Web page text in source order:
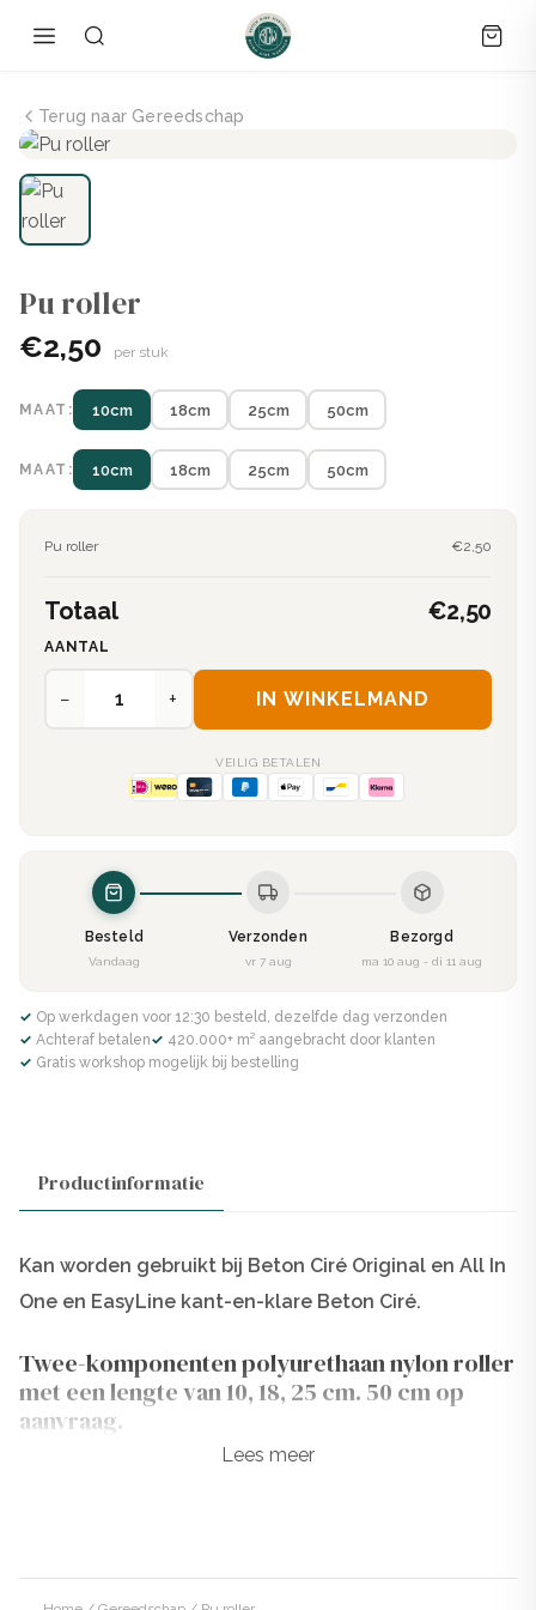
Terug naar Gereedschap
Productinformatie
Kan worden gebruikt bij Beton Ciré Original en All In
One en EasyLine kant-en-klare Beton Ciré.
Twee-komponenten polyurethaan nylon roller
met een lengte van 10, 18, 25 cm. 50 cm op
aanvraag.
De hoge kwaliteit polyurethaan (Pu) roller van 10 cmis
resultaat van de toplaag (topcoat) helemaal glad is.
Lees meer
Pu roller
€2,50 per stuk
MAAT: 10cm 18cm 25cm 50cm
MAAT: 10cm 18cm 25cm 50cm
Pu roller €2,50
Totaal €2,50
AANTAL
− + IN WINKELMAND
VEILIG BETALEN
Besteld
Vandaag
Verzonden
vr 7 aug
Bezorgd
ma 10 aug - di 11 aug
✓ Op werkdagen voor 12:30 besteld, dezelfde dag verzonden
✓ Achteraf betalen
✓ 420.000+ m² aangebracht door klanten
✓ Gratis workshop mogelijk bij bestelling